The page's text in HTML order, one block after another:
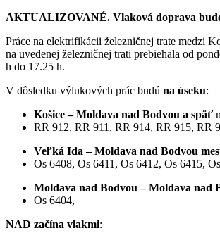
AKTUALIZOVANÉ. Vlaková doprava
Práce na elektrifikácii železničnej trate medzi
na uvedenej železničnej trati prebiehala od
h do 17.25 h.
V dôsledku výlukových prác budú na úseku:
Košice – Moldava nad Bodvou a späť
RR 912, RR 911, RR 914, RR 915, RR
Veľká Ida – Moldava nad Bodvou
Os 6408, Os 6411, Os 6412, Os 6415,
Moldava nad Bodvou – Moldava nad
Os 6404,
NAD začína vlakmi: